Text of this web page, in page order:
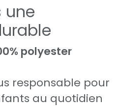
une
polyester
responsable pour
au quotidien